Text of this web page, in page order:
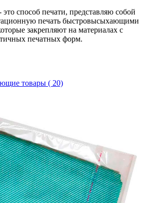
это способ печати, представляю собой
печать быстровысыхающими
закрепляют на материалах с
печатных форм.
товары ( 20)